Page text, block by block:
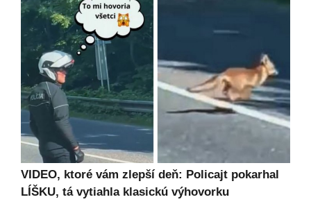
VIDEO, ktoré vám zlepší deň: Policajt pokarhal
LÍŠKU, tá vytiahla klasickú výhovorku